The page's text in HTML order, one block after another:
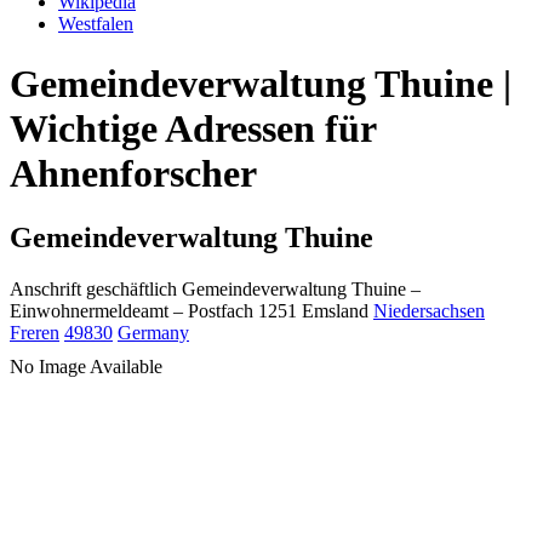
Westfalen
Gemeindeverwaltung Thuine |
Wichtige Adressen für
Ahnenforscher
Gemeindeverwaltung Thuine
Anschrift geschäftlich Gemeindeverwaltung Thuine –
Einwohnermeldeamt – Postfach 1251 Emsland Niedersachsen
Freren 49830 Germany
No Image Available